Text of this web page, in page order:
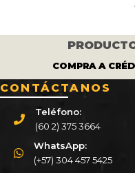
COMPRA A
CONTÁCTANOS
Teléfono:
(60 2) 375 3664
WhatsApp:
(+57) 304 457 5425